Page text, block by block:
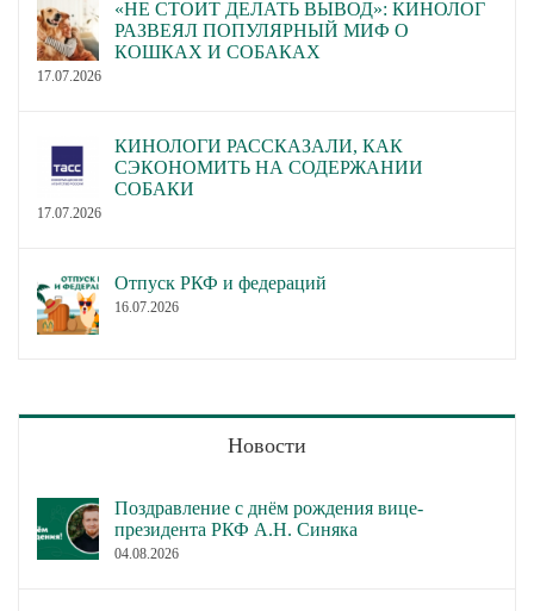
«НЕ СТОИТ ДЕЛАТЬ ВЫВОД»: КИНОЛОГ
РАЗВЕЯЛ ПОПУЛЯРНЫЙ МИФ О
КОШКАХ И СОБАКАХ
17.07.2026
КИНОЛОГИ РАССКАЗАЛИ, КАК
СЭКОНОМИТЬ НА СОДЕРЖАНИИ
СОБАКИ
17.07.2026
Отпуск РКФ и федераций
16.07.2026
Новости
Поздравление с днём рождения вице-
президента РКФ А.Н. Синяка
04.08.2026